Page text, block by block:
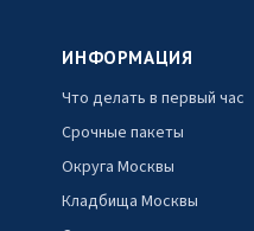
ИНФОРМАЦИЯ
Что делать в первый час
Срочные пакеты
Округа Москвы
Кладбища Москвы